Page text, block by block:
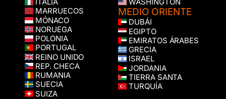
ITALIA
MARRUECOS
MÓNACO
NORUEGA
POLONIA
PORTUGAL
REINO UNIDO
REP. CHECA
RUMANIA
SUECIA
SUIZA
WASHINGTON
MEDIO ORIENTE
DUBÁI
EGIPTO
EMIRATOS ÁRABES
GRECIA
ISRAEL
JORDANIA
TIERRA SANTA
TURQUÍA